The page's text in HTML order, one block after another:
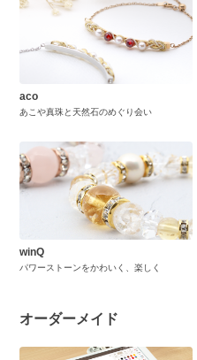
aco
あこや真珠と天然石のめぐり会い
winQ
パワーストーンをかわいく、楽しく
オーダーメイド